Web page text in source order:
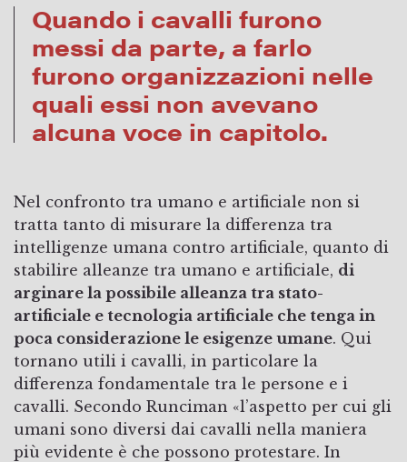
Quando i cavalli furono
messi da parte, a farlo
furono organizzazioni nelle
quali essi non avevano
alcuna voce in capitolo.
Nel confronto tra umano e artificiale non si
tratta tanto di misurare la differenza tra
intelligenze umana contro artificiale, quanto di
stabilire alleanze tra umano e artificiale, di
arginare la possibile alleanza tra stato-
artificiale e tecnologia artificiale che tenga in
poca considerazione le esigenze umane. Qui
tornano utili i cavalli, in particolare la
differenza fondamentale tra le persone e i
cavalli. Secondo Runciman «l’aspetto per cui gli
umani sono diversi dai cavalli nella maniera
più evidente è che possono protestare. In